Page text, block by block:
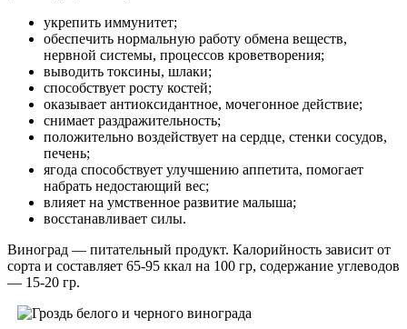
укрепить иммунитет;
обеспечить нормальную работу обмена веществ,
нервной системы, процессов кроветворения;
выводить токсины, шлаки;
способствует росту костей;
оказывает антиоксидантное, мочегонное действие;
снимает раздражительность;
положительно воздействует на сердце, стенки сосудов,
печень;
ягода способствует улучшению аппетита, помогает
набрать недостающий вес;
влияет на умственное развитие малыша;
восстанавливает силы.
Виноград — питательный продукт. Калорийность зависит от
сорта и составляет 65-95 ккал на 100 гр, содержание углеводов
— 15-20 гр.